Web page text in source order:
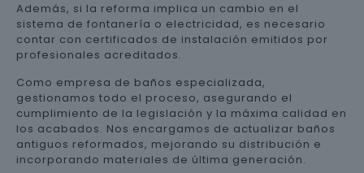
Además, si la reforma implica un cambio en el
sistema de fontanería o electricidad, es necesario
contar con certificados de instalación emitidos por
profesionales acreditados.
Como empresa de baños especializada,
gestionamos todo el proceso, asegurando el
cumplimiento de la legislación y la máxima calidad en
los acabados. Nos encargamos de actualizar baños
antiguos reformados, mejorando su distribución e
incorporando materiales de última generación.